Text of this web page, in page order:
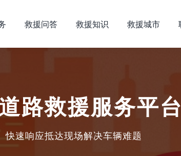
救援问答 救援知识 救援城市
路救援服务平台
快速响应抵达现场解决车辆难题